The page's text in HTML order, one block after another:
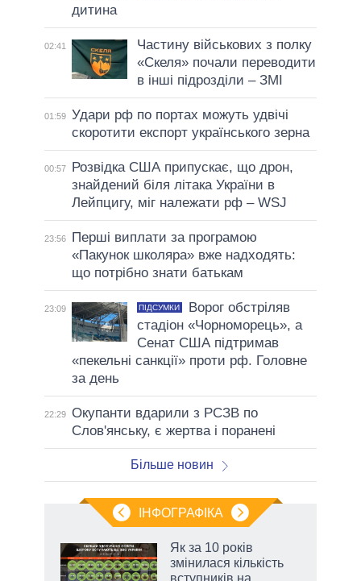
дитина
02:41
Частину військових з полку
«Скеля» почали переводити
в інші підрозділи – ЗМІ
01:59 Удари рф по портах можуть удвічі
скоротити експорт українського зерна
00:57
Розвідка США припускає, що дрон,
знайдений біля літака України в
Лейпцигу, міг належати рф – WSJ
23:56
Перші виплати за програмою
«Пакунок школяра» вже надходять:
що потрібно знати батькам
23:09 ПІДСУМКИ
Ворог обстріляв
стадіон «Чорноморець», а
Сенат США підтримав
«пекельні санкції» проти рф. Головне
за день
22:29 Окупанти вдарили з РСЗВ по
Слов'янську, є жертва і поранені
Більше новин
ІНФОГРАФІКА
Як за 10 років
змінилася кількість
вступників на